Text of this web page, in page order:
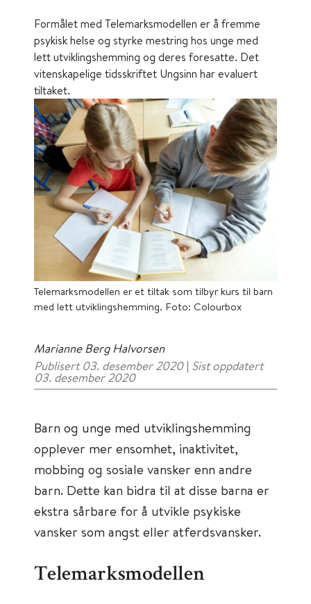
Formålet med Telemarksmodellen er å fremme
psykisk helse og styrke mestring hos unge med
lett utviklingshemming og deres foresatte. Det
vitenskapelige tidsskriftet Ungsinn har evaluert
tiltaket.
Telemarksmodellen er et tiltak som tilbyr kurs til barn
med lett utviklingshemming. Foto: Colourbox
Marianne Berg Halvorsen
Publisert 03. desember 2020 | Sist oppdatert
03. desember 2020
Barn og unge med utviklingshemming
opplever mer ensomhet, inaktivitet,
mobbing og sosiale vansker enn andre
barn. Dette kan bidra til at disse barna er
ekstra sårbare for å utvikle psykiske
vansker som angst eller atferdsvansker.
Telemarksmodellen